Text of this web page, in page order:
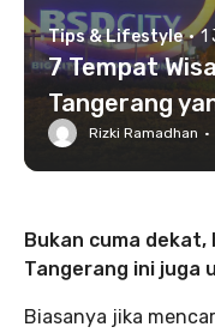
Tips & Lifestyle · 1
7 Tempat
Tangerang
Rizki Ramadhan ·
Bukan cuma
Tangerang ini juga
Biasanya jika